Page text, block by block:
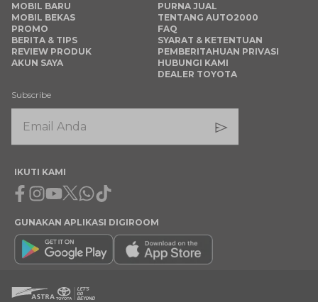
MOBIL BARU
MOBIL BEKAS
PROMO
BERITA & TIPS
REVIEW PRODUK
AKUN SAYA
PURNA JUAL
TENTANG AUTO2000
FAQ
SYARAT & KETENTUAN
PEMBERITAHUAN PRIVASI
HUBUNGI KAMI
DEALER TOYOTA
Subscribe
IKUTI KAMI
Facebook
Instagram
Youtube
X Whatsapp
Tiktok
GUNAKAN APLIKASI DIGIROOM